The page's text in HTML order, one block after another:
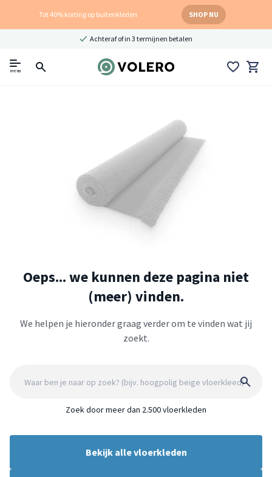
Tot 40% korting op buitenkleden SHOP NU
Achteraf of in 3 termijnen betalen
menu
Oeps... we kunnen deze pagina niet
(meer) vinden.
We helpen je hieronder graag verder om te vinden wat jij
zoekt.
Zoek door meer dan 2.500 vloerkleden
Bekijk alle vloerkleden